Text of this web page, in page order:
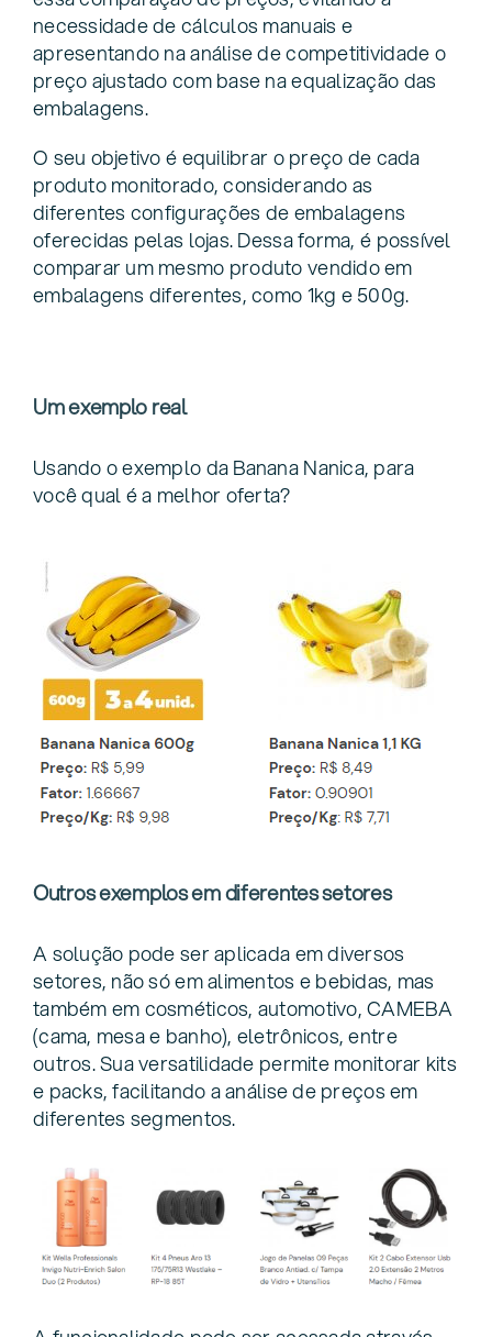
necessidade de cálculos manuais e
apresentando na análise de competitividade o
preço ajustado com base na equalização das
embalagens.
O seu objetivo é equilibrar o preço de cada
produto monitorado, considerando as
diferentes configurações de embalagens
oferecidas pelas lojas. Dessa forma, é possível
comparar um mesmo produto vendido em
embalagens diferentes, como 1kg e 500g.
Um exemplo real
Usando o exemplo da Banana Nanica, para
você qual é a melhor oferta?
Outros exemplos em diferentes setores
A solução pode ser aplicada em diversos
setores, não só em alimentos e bebidas, mas
também em cosméticos, automotivo, CAMEBA
(cama, mesa e banho), eletrônicos, entre
outros. Sua versatilidade permite monitorar kits
e packs, facilitando a análise de preços em
diferentes segmentos.